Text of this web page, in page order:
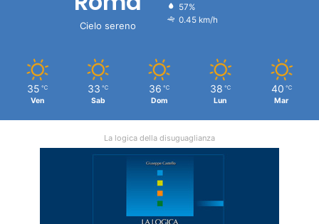
Cielo sereno
57%
0.45 km/h
35 ℃
Ven
33 ℃
Sab
36 ℃
Dom
38 ℃
Lun
40 ℃
Mar
La logica della disuguaglianza